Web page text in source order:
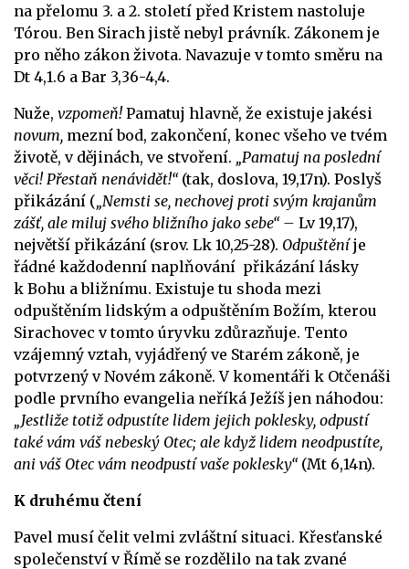
na přelomu 3. a 2. století před Kristem nastoluje
Tórou. Ben Sirach jistě nebyl právník. Zákonem je
pro něho zákon života. Navazuje v tomto směru na
Dt 4,1.6 a Bar 3,36-4,4.
Nuže, vzpomeň!Pamatuj hlavně, že existuje jakési
novum, mezní bod, zakončení, konec všeho ve tvém
životě, v dějinách, ve stvoření. „Pamatuj na poslední
věci! Přestaň nenávidět!“ (tak, doslova, 19,17n). Poslyš
přikázání („Nemsti se, nechovej proti svým krajanům
zášť, ale miluj svého bližního jako sebe“ – Lv 19,17),
největší přikázání (srov. Lk 10,25-28). Odpuštěníje
řádné každodenní naplňování přikázání lásky
k Bohu a bližnímu. Existuje tu shoda mezi
odpuštěním lidským a odpuštěním Božím, kterou
Sirachovec v tomto úryvku zdůrazňuje. Tento
vzájemný vztah, vyjádřený ve Starém zákoně, je
potvrzený v Novém zákoně. V komentáři k Otčenáši
podle prvního evangelia neříká Ježíš jen náhodou:
„Jestliže totiž odpustíte lidem jejich poklesky, odpustí
také vám váš nebeský Otec; ale když lidem neodpustíte,
ani váš Otec vám neodpustí vaše poklesky“ (Mt 6,14n).
K druhému čtení
Pavel musí čelit velmi zvláštní situaci. Křesťanské
společenství v Římě se rozdělilo na tak zvané